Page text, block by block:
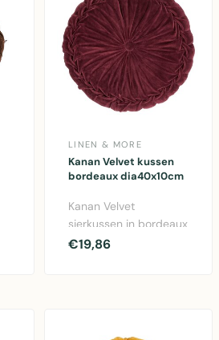
LINEN & MORE
Kanan Velvet kussen
bordeaux dia40x10cm
Kanan Velvet
sierkussen in bordeaux
rood. Diameter 40cm,
€19,86